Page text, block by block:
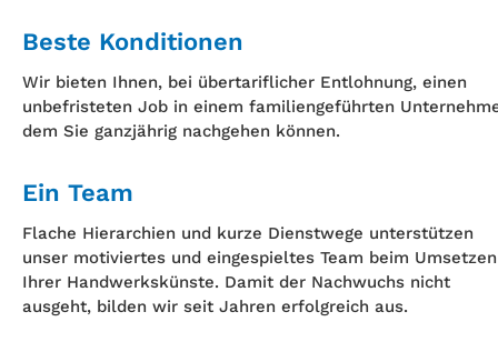
Beste Konditionen
Wir bieten Ihnen, bei übertariflicher Entlohnung, einen
unbefristeten Job in einem familiengeführten
dem Sie ganzjährig nachgehen können.
Ein Team
Flache Hierarchien und kurze Dienstwege unterstützen
unser motiviertes und eingespieltes Team beim Umsetzen
Ihrer Handwerkskünste. Damit der Nachwuchs nicht
ausgeht, bilden wir seit Jahren erfolgreich aus.